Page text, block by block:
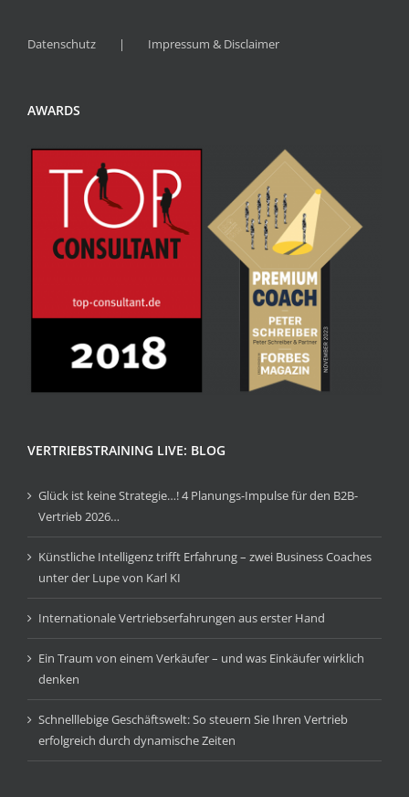
Datenschutz Impressum & Disclaimer
AWARDS
VERTRIEBSTRAINING LIVE: BLOG
Glück ist keine Strategie…! 4 Planungs-Impulse für den B2B-
Vertrieb 2026…
Künstliche Intelligenz trifft Erfahrung – zwei Business Coaches
unter der Lupe von Karl KI
Internationale Vertriebserfahrungen aus erster Hand
Ein Traum von einem Verkäufer – und was Einkäufer wirklich
denken
Schnelllebige Geschäftswelt: So steuern Sie Ihren Vertrieb
erfolgreich durch dynamische Zeiten